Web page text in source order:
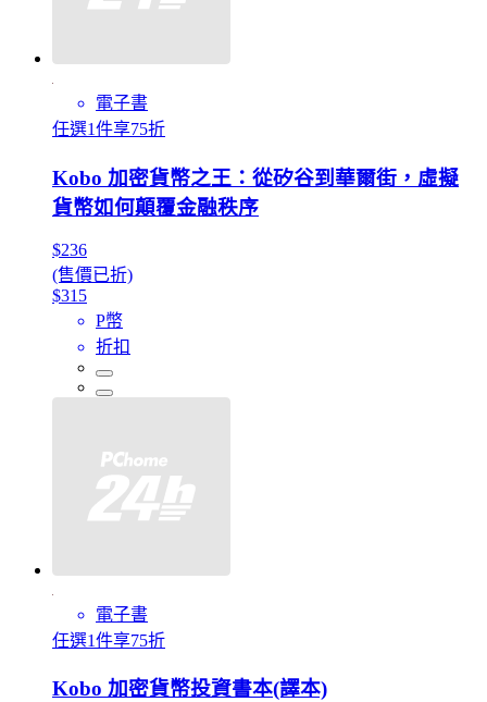
電子書
任選1件享75折
Kobo 加密貨幣之王：從矽谷到華爾街，虛擬
貨幣如何顛覆金融秩序
$236
(售價已折)
$315
P幣
折扣
電子書
任選1件享75折
Kobo 加密貨幣投資書本(譯本)